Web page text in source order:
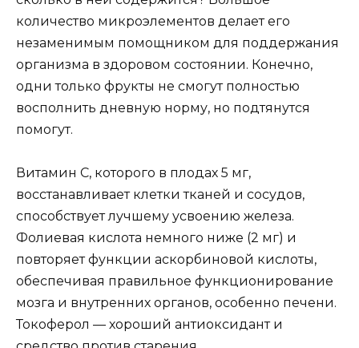
количество микроэлементов делает его
незаменимым помощником для поддержания
организма в здоровом состоянии. Конечно,
одни только фрукты не смогут полностью
восполнить дневную норму, но подтянутся
помогут.
Витамин С, которого в плодах 5 мг,
восстанавливает клетки тканей и сосудов,
способствует лучшему усвоению железа.
Фолиевая кислота немного ниже (2 мг) и
повторяет функции аскорбиновой кислоты,
обеспечивая правильное функционирование
мозга и внутренних органов, особенно печени.
Токоферол — хороший антиоксидант и